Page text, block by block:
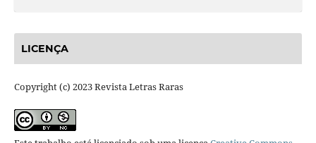
LICENÇA
Copyright (c) 2023 Revista Letras Raras